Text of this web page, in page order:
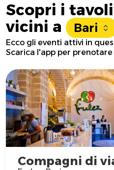
Scopri i
vicini a
Bari
Ecco gli eventi attivi in
Scarica l'app per
Compagni di